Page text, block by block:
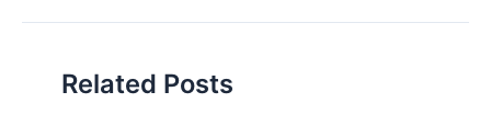
Related Posts